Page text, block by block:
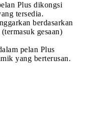
Plus dikongsi
tersedia.
berdasarkan
gesaan)
pelan Plus
yang berterusan.